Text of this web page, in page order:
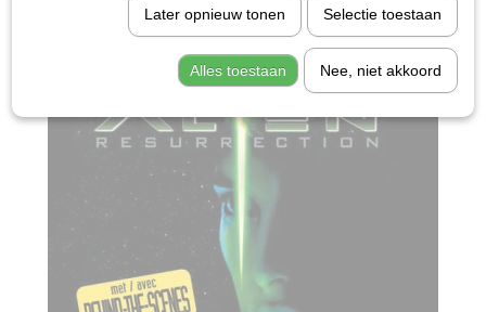
Later opnieuw tonen Selectie toestaan
Alles toestaan Nee, niet akkoord